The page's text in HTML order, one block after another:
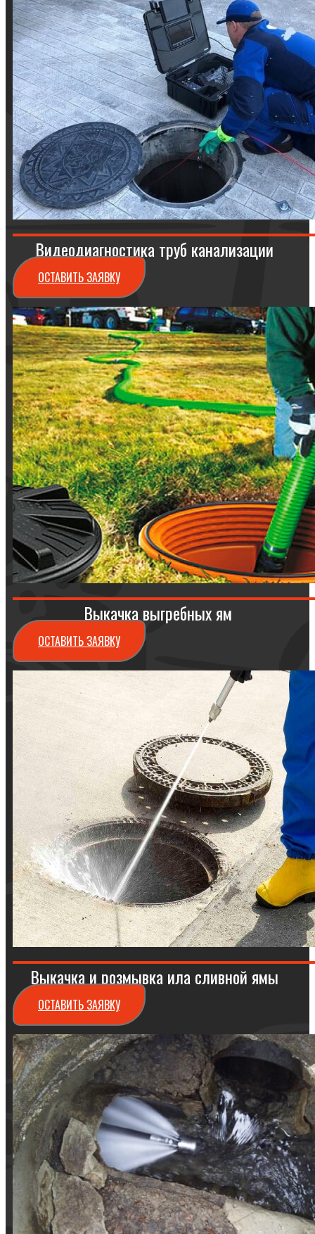
Видеодиагностика труб канализации
ОСТАВИТЬ ЗАЯВКУ
Выкачка выгребных ям
ОСТАВИТЬ ЗАЯВКУ
Выкачка и розмывка ила сливной ямы
ОСТАВИТЬ ЗАЯВКУ